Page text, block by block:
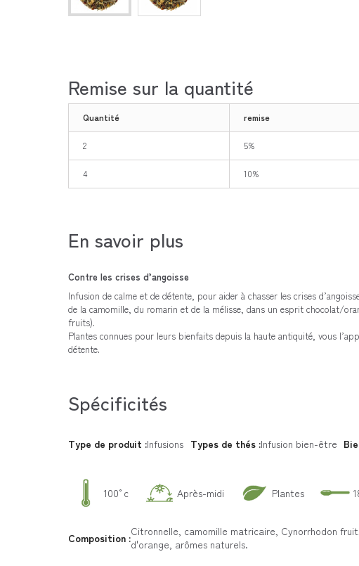
Remise sur la quantité
Quantité remise
2 5%
4 10%
En savoir plus
Contre les crises d’angoisse
Infusion de calme et de détente, pour aider à chasser les crises
de la camomille, du romarin et de la mélisse, dans un esprit chocolat/
fruits).
Plantes connues pour leurs bienfaits depuis la haute antiquité, vous
détente.
Spécificités
Type de produit :Infusions Types de thés :Infusion bien-être
100°c Après-midi Plantes
Composition :Citronnelle, camomille matricaire, Cynorrhodon
d'orange, arômes naturels.